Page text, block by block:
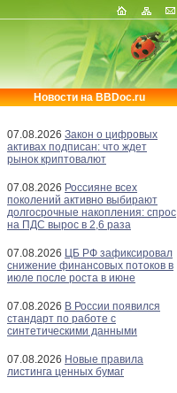
Новости на BBDoc.ru
07.08.2026 Закон о цифровых
активах подписан: что ждет
рынок криптовалют
07.08.2026 Россияне всех
поколений активно выбирают
долгосрочные накопления: спрос
на ПДС вырос в 2,6 раза
07.08.2026 ЦБ РФ зафиксировал
снижение финансовых потоков в
июле после роста в июне
07.08.2026 В России появился
стандарт по работе с
синтетическими данными
07.08.2026 Новые правила
листинга ценных бумаг